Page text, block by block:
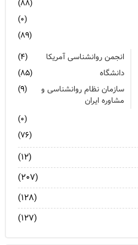
(۸۸)
(۰)
(۸۹)
انجمن روانشناسی آمریکا
(۴)
دانشگاه
(۸۵)
سازمان نظام روانشناسی و
مشاوره ایران
(۹)
(۰)
(۷۶)
(۱۲)
(۲۰۷)
(۱۲۸)
(۱۲۷)